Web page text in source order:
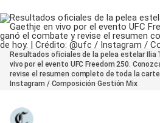
Resultados oficiales de la pelea estelar Ilia
vivo por el evento UFC Freedom 250.
revise el resumen completo de toda la
Instagram / Composición Gestión Mix